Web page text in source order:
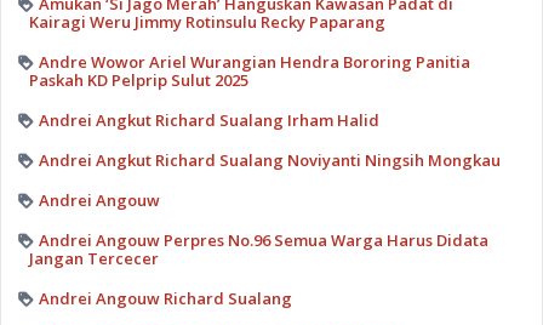
Kairagi Weru Jimmy Rotinsulu Recky Paparang
Andre Wowor Ariel Wurangian Hendra Bororing Panitia
Paskah KD Pelprip Sulut 2025
Andrei Angkut Richard Sualang Irham Halid
Andrei Angkut Richard Sualang Noviyanti Ningsih Mongkau
Andrei Angouw
Andrei Angouw Perpres No.96 Semua Warga Harus Didata
Jangan Tercecer
Andrei Angouw Richard Sualang